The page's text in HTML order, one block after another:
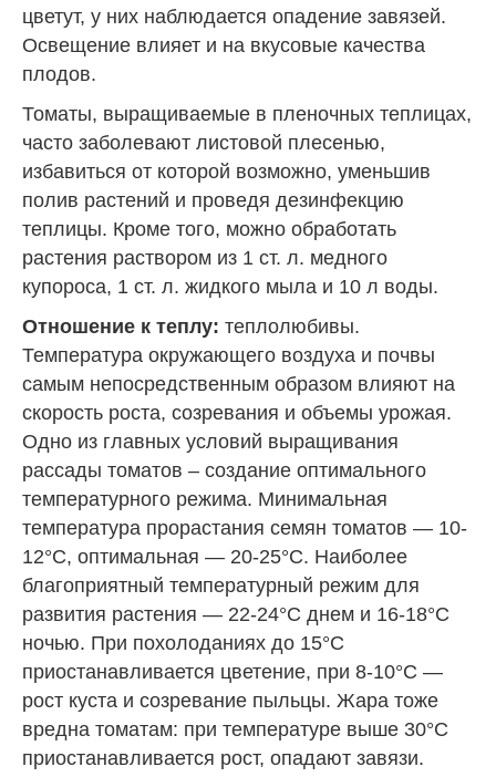
цветут, у них наблюдается опадение завязей.
Освещение влияет и на вкусовые качества
плодов.
Томаты, выращиваемые в пленочных теплицах,
часто заболевают листовой плесенью,
избавиться от которой возможно, уменьшив
полив растений и проведя дезинфекцию
теплицы. Кроме того, можно обработать
растения раствором из 1 ст. л. медного
купороса, 1 ст. л. жидкого мыла и 10 л воды.
Отношение к теплу: теплолюбивы.
Температура окружающего воздуха и почвы
самым непосредственным образом влияют на
скорость роста, созревания и объемы урожая.
Одно из главных условий выращивания
рассады томатов – создание оптимального
температурного режима. Минимальная
температура прорастания семян томатов — 10-
12°С, оптимальная — 20-25°С. Наиболее
благоприятный температурный режим для
развития растения — 22-24°С днем и 16-18°С
ночью. При похолоданиях до 15°С
приостанавливается цветение, при 8-10°С —
рост куста и созревание пыльцы. Жара тоже
вредна томатам: при температуре выше 30°С
приостанавливается рост, опадают завязи.